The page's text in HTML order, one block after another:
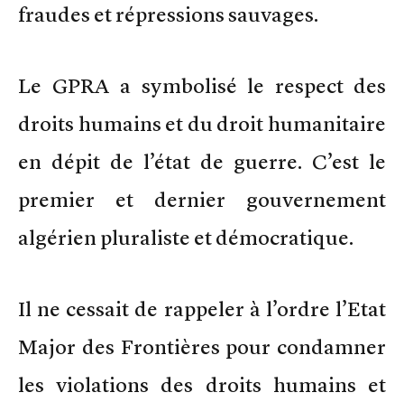
fraudes et répressions sauvages.
Le GPRA a symbolisé le respect des
droits humains et du droit humanitaire
en dépit de l’état de guerre. C’est le
premier et dernier gouvernement
algérien pluraliste et démocratique.
Il ne cessait de rappeler à l’ordre l’Etat
Major des Frontières pour condamner
les violations des droits humains et